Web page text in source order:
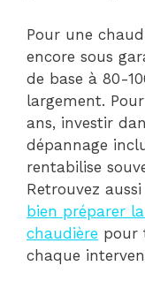
Pour une
encore sous
de base à 80-
largement.
ans, investir
dépannage
rentabilise
Retrouvez aussi
bien préparer
chaudière pour
chaque